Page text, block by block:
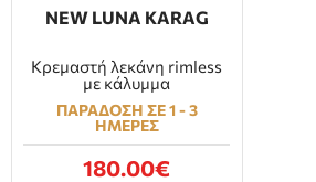
NEW LUNA KARAG
Κρεμαστή λεκάνη rimless
με κάλυμμα
ΠΑΡΑΔΟΣΗ ΣΕ 1 - 3
ΗΜΕΡΕΣ
180.00€